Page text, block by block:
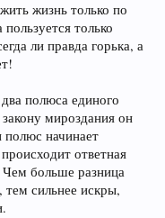
жизнь только по
только
ли правда горька, а
полюса единого
мироздания он
полюс начинает
ответная
Чем больше разница
сильнее искры,